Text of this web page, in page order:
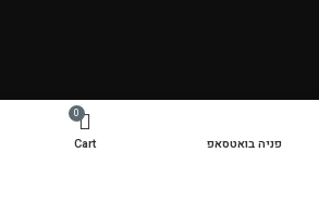
פניה בואטסאפ
0
Cart